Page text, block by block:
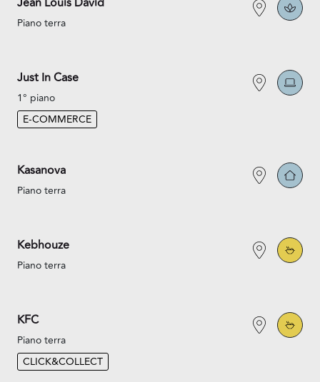
Piano terra
Just In Case
1° piano
E-COMMERCE
Kasanova
Piano terra
Kebhouze
Piano terra
KFC
Piano terra
CLICK&COLLECT